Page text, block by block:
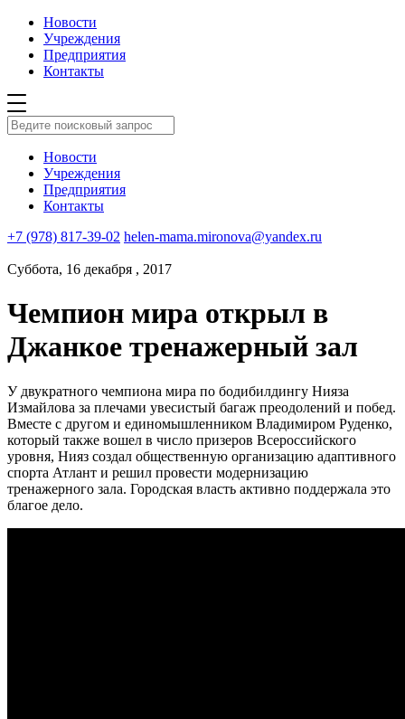
Новости
Учреждения
Предприятия
Контакты
Новости
Учреждения
Предприятия
Контакты
+7 (978) 817-39-02 helen-mama.mironova@yandex.ru
Суббота, 16 декабря , 2017
Чемпион мира открыл в
Джанкое тренажерный зал
У двукратного чемпиона мира по бодибилдингу Нияза
Измайлова за плечами увесистый багаж преодолений и побед.
Вместе с другом и единомышленником Владимиром Руденко,
который также вошел в число призеров Всероссийского
уровня, Нияз создал общественную организацию адаптивного
спорта Атлант и решил провести модернизацию
тренажерного зала. Городская власть активно поддержала это
благое дело.